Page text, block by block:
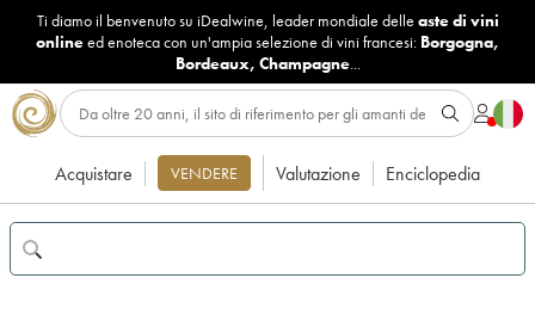
Ti diamo il benvenuto su iDealwine, leader mondiale delle aste di vini
onlineed enoteca con un'ampia selezione di vini francesi: Borgogna,
Bordeaux, Champagne...
Acquistare VENDERE Valutazione Enciclopedia